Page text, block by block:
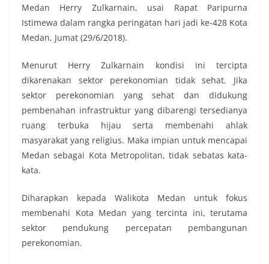
Medan Herry Zulkarnain, usai Rapat Paripurna
Istimewa dalam rangka peringatan hari jadi ke-428 Kota
Medan, Jumat (29/6/2018).
Menurut Herry Zulkarnain kondisi ini tercipta
dikarenakan sektor perekonomian tidak sehat. Jika
sektor perekonomian yang sehat dan didukung
pembenahan infrastruktur yang dibarengi tersedianya
ruang terbuka hijau serta membenahi ahlak
masyarakat yang religius. Maka impian untuk mencapai
Medan sebagai Kota Metropolitan, tidak sebatas kata-
kata.
Diharapkan kepada Walikota Medan untuk fokus
membenahi Kota Medan yang tercinta ini, terutama
sektor pendukung percepatan pembangunan
perekonomian.